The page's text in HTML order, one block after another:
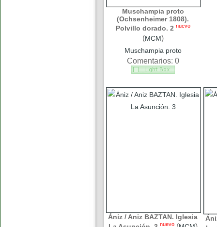
Muschampia proto
(Ochsenheimer 1808).
Polvillo dorado. 2 nuevo
(MCM)
Muschampia proto
Comentarios: 0
Ániz / Aniz BAZTAN. Iglesia
nuevo